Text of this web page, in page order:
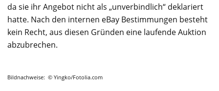
da sie ihr Angebot nicht als „unverbindlich“ deklariert
hatte. Nach den internen eBay Bestimmungen besteht
kein Recht, aus diesen Gründen eine laufende Auktion
abzubrechen.
Bildnachweise: © Yingko/Fotolia.com